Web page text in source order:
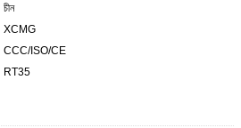
চীন
XCMG
CCC/ISO/CE
RT35